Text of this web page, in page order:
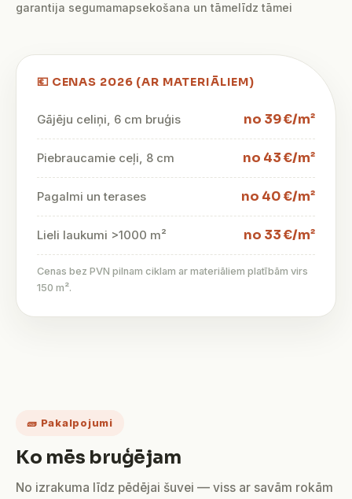
garantija segumamapsekošana un tāmelīdz tāmei
💶 CENAS 2026 (AR MATERIĀLIEM)
Gājēju celiņi, 6 cm bruģis no 39 €/m²
Piebraucamie ceļi, 8 cm no 43 €/m²
Pagalmi un terases no 40 €/m²
Lieli laukumi >1000 m² no 33 €/m²
Cenas bez PVN pilnam ciklam ar materiāliem platībām virs
150 m².
🧱 Pakalpojumi
Ko mēs bruģējam
No izrakuma līdz pēdējai šuvei — viss ar savām rokām